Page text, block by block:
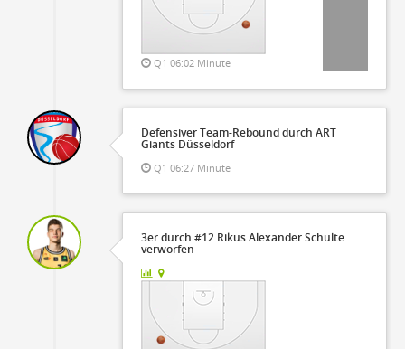
Q1 06:02 Minute
Defensiver Team-Rebound durch ART
Giants Düsseldorf
Q1 06:27 Minute
3er durch #12 Rikus Alexander Schulte
verworfen